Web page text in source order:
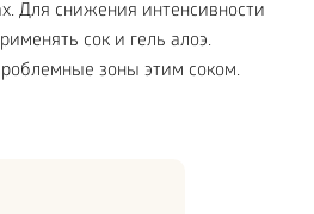
Для снижения интенсивности
сок и гель алоэ.
зоны этим соком.